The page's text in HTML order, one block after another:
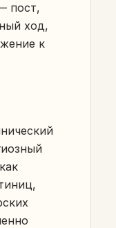
пост,
ход,
к